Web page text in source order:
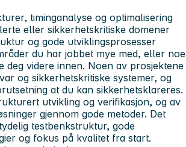
timinganalyse og optimalisering
eller sikkerhetskritiske domener
og gode utviklingsprosesser
du har jobbet mye med, eller noe
deg videre innen. Noen av prosjektene
og sikkerhetskritiske systemer, og
at du kan sikkerhetsklareres.
utvikling og verifikasjon, og av
gjennom gode metoder. Det
testbenkstruktur, gode
og fokus på kvalitet fra start.